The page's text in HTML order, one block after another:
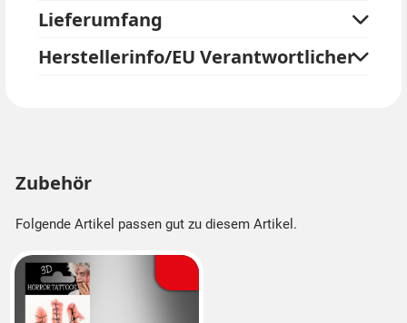
Die gruselige Halskette Halloween Zombie wirkt erst
so richtig gut, wenn Sie zusätzlich ein altes Shirt,
Gesicht und Hände mit Kunstblut schminken.
Lieferumfang
Herstellerinfo/EU Verantwortlicher
Zubehör
Folgende Artikel passen gut zu diesem Artikel.